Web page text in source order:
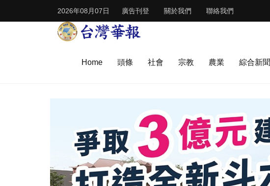
2026年08月07日 廣告刊登 關於我們 聯絡我們
Home 頭條 社會 宗教 農業 綜合新聞